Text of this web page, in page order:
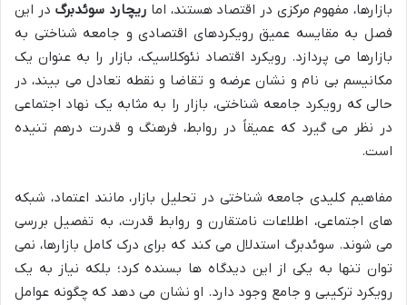
بازارها، مفهوم مرکزی در اقتصاد هستند، اما ریچارد سوئدبرگ در این
فصل به مقایسه عمیق رویکردهای اقتصادی و جامعه شناختی به
بازارها می پردازد. رویکرد اقتصاد نئوکلاسیک، بازار را به عنوان یک
مکانیسم بی نام و نشان عرضه و تقاضا و نقطه تعادل می بیند، در
حالی که رویکرد جامعه شناختی، بازار را به مثابه یک نهاد اجتماعی
در نظر می گیرد که عمیقاً در روابط، فرهنگ و قدرت درهم تنیده
است.
مفاهیم کلیدی جامعه شناختی در تحلیل بازار، مانند اعتماد، شبکه
های اجتماعی، اطلاعات نامتقارن و روابط قدرت، به تفصیل بررسی
می شوند. سوئدبرگ استدلال می کند که برای درک کامل بازارها، نمی
توان تنها به یکی از این دیدگاه ها بسنده کرد؛ بلکه نیاز به یک
رویکرد ترکیبی و جامع وجود دارد. او نشان می دهد که چگونه عوامل